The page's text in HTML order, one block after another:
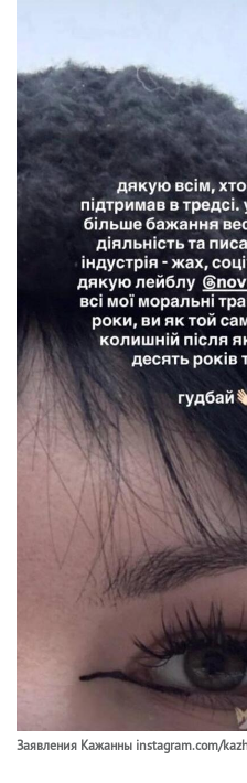
Заявления Кажанны instagram.com/